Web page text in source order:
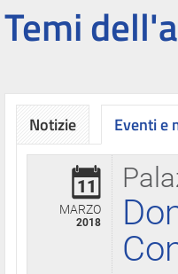
Temi
Notizie Eventi e
11
MARZO
2018